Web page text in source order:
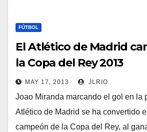
FÚTBOL
El Atlético de Madrid
la Copa del Rey 2013
MAY 17, 2013 JLRIO
Joao Miranda marcando el gol en la
Atlético de Madrid se ha convertido
campeón de la Copa del Rey, al